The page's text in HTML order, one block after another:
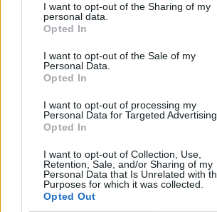
I want to opt-out of the Sharing of my
personal data.
Opted In
I want to opt-out of the Sale of my
Personal Data.
Opted In
I want to opt-out of processing my
Personal Data for Targeted Advertising.
Opted In
I want to opt-out of Collection, Use,
Retention, Sale, and/or Sharing of my
Personal Data that Is Unrelated with
Purposes for which it was collected.
Opted Out
Día Internacional del Cine 3D
Día Mundial del no uso de
Día Internacional del Euskera
Semanas
Tercera semana de enero
Semana Europea de